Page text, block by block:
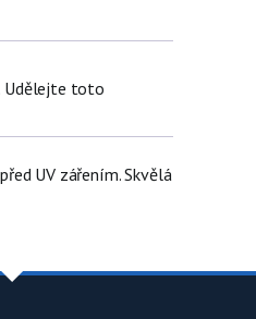
Udělejte toto
UV zářením. Skvělá